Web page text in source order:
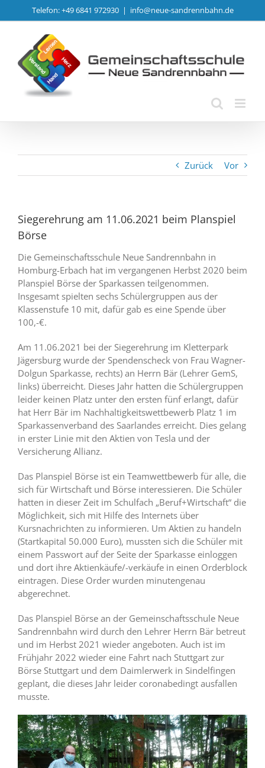
Inhalt
Telefon: +49 6841 972930 | info@neue-sandrennbahn.de
Zurück Vor
Siegerehrung am 11.06.2021 beim Planspiel
Börse
Die Gemeinschaftsschule Neue Sandrennbahn in
Homburg-Erbach hat im vergangenen Herbst 2020 beim
Planspiel Börse der Sparkassen teilgenommen.
Insgesamt spielten sechs Schülergruppen aus der
Klassenstufe 10 mit, dafür gab es eine Spende über
100,-€.
Am 11.06.2021 bei der Siegerehrung im Kletterpark
Jägersburg wurde der Spendenscheck von Frau Wagner-
Dolgun Sparkasse, rechts) an Herrn Bär (Lehrer GemS,
links) überreicht. Dieses Jahr hatten die Schülergruppen
leider keinen Platz unter den ersten fünf erlangt, dafür
hat Herr Bär im Nachhaltigkeitswettbewerb Platz 1 im
Sparkassenverband des Saarlandes erreicht. Dies gelang
in erster Linie mit den Aktien von Tesla und der
Versicherung Allianz.
Das Planspiel Börse ist ein Teamwettbewerb für alle, die
sich für Wirtschaft und Börse interessieren. Die Schüler
hatten in dieser Zeit im Schulfach „Beruf+Wirtschaft“ die
Möglichkeit, sich mit Hilfe des Internets über
Kursnachrichten zu informieren. Um Aktien zu handeln
(Startkapital 50.000 Euro), mussten sich die Schüler mit
einem Passwort auf der Seite der Sparkasse einloggen
und dort ihre Aktienkäufe/-verkäufe in einen Orderblock
eintragen. Diese Order wurden minutengenau
abgerechnet.
Das Planspiel Börse an der Gemeinschaftsschule Neue
Sandrennbahn wird durch den Lehrer Herrn Bär betreut
und im Herbst 2021 wieder angeboten. Auch ist im
Frühjahr 2022 wieder eine Fahrt nach Stuttgart zur
Börse Stuttgart und dem Daimlerwerk in Sindelfingen
geplant, die dieses Jahr leider coronabedingt ausfallen
musste.